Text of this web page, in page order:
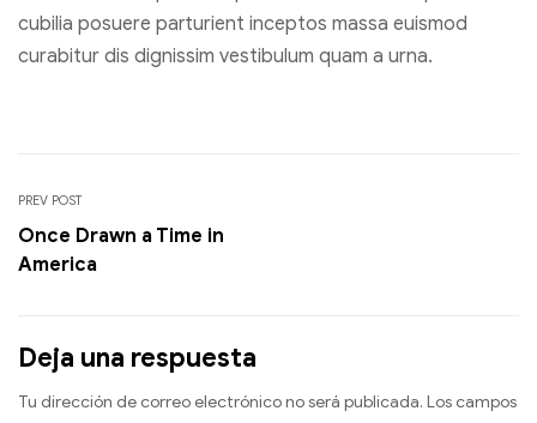
cubilia posuere parturient inceptos massa euismod
curabitur dis dignissim vestibulum quam a urna.
PREV POST
Once Drawn a Time in
America
Deja una respuesta
Tu dirección de correo electrónico no será publicada. Los campos